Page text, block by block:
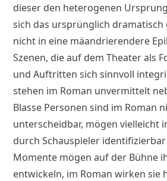
dieser den heterogenen
sich das ursprünglich dramatisch
nicht in eine mäandrierendere
Szenen, die auf dem Theater als
und Auftritten sich sinnvoll
stehen im Roman unvermittelt
Blasse Personen sind im Roman
unterscheidbar, mögen vielleicht
durch Schauspieler
Momente mögen auf der Bühne
entwickeln, im Roman wirken sie